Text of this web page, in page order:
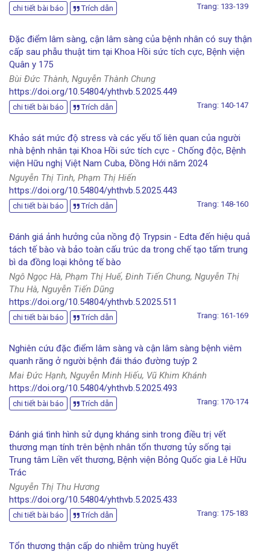
chi tiết bài báo Trích dẫn Trang: 133-139
Đặc điểm lâm sàng, cận lâm sàng của bệnh nhân có suy thận
cấp sau phẫu thuật tim tại Khoa Hồi sức tích cực, Bệnh viện
Quân y 175
Bùi Đức Thành, Nguyễn Thành Chung
https://doi.org/10.54804/yhthvb.5.2025.449
chi tiết bài báo Trích dẫn Trang: 140-147
Khảo sát mức độ stress và các yếu tố liên quan của người
nhà bệnh nhân tại Khoa Hồi sức tích cực - Chống độc, Bệnh
viện Hữu nghị Việt Nam Cuba, Đồng Hới năm 2024
Nguyễn Thị Tình, Phạm Thị Hiến
https://doi.org/10.54804/yhthvb.5.2025.443
chi tiết bài báo Trích dẫn Trang: 148-160
Đánh giá ảnh hưởng của nồng độ Trypsin - Edta đến hiệu quả
tách tế bào và bảo toàn cấu trúc da trong chế tạo tấm trung
bì da đồng loại không tế bào
Ngô Ngọc Hà, Phạm Thị Huế, Đinh Tiến Chung, Nguyễn Thị
Thu Hà, Nguyễn Tiến Dũng
https://doi.org/10.54804/yhthvb.5.2025.511
chi tiết bài báo Trích dẫn Trang: 161-169
Nghiên cứu đặc điểm lâm sàng và cận lâm sàng bệnh viêm
quanh răng ở người bệnh đái tháo đường tuýp 2
Mai Đức Hạnh, Nguyễn Minh Hiếu, Vũ Khim Khánh
https://doi.org/10.54804/yhthvb.5.2025.493
chi tiết bài báo Trích dẫn Trang: 170-174
Đánh giá tình hình sử dụng kháng sinh trong điều trị vết
thương mạn tính trên bệnh nhân tổn thương tủy sống tại
Trung tâm Liền vết thương, Bệnh viện Bỏng Quốc gia Lê Hữu
Trác
Nguyễn Thị Thu Hương
https://doi.org/10.54804/yhthvb.5.2025.433
chi tiết bài báo Trích dẫn Trang: 175-183
Tổn thương thận cấp do nhiễm trùng huyết